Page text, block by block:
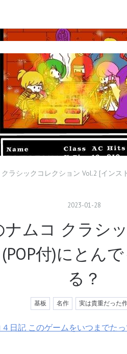
ラシックコレクション Vol.2 [インス
2023-01-28
ムコ クラシ
付)にとん
る？
基板 名作 実は貴重だった
日記 このゲームをいつまでた